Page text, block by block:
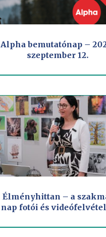
Alpha bemutatónap –
szeptember 12.
Élményhittan – a
nap fotói és